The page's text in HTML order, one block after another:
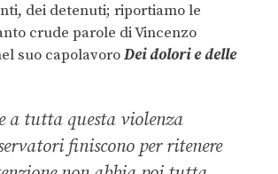
dei detenuti; riportiamo le
crude parole di Vincenzo
suo capolavoroDei dolori e delle
a tutta questa violenza
finiscono per ritenere